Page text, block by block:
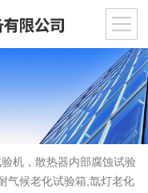
机，散热器内部腐蚀试验
气候老化试验箱,氙灯老化